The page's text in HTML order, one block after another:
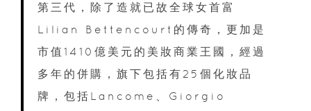
第三代，除了造就已故全球女首富
Lilian Bettencourt的傳奇，更加是
市值1410億美元的美妝商業王國，經過
多年的併購，旗下包括有25個化妝品
牌，包括Lancome、Giorgio